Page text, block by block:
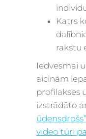
Katrs
rakstu
Iedvesmai
aicinām
profilakses
izstrādāto
ūdensdrošs”
video tūri